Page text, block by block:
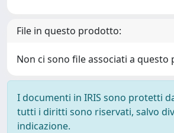
File in questo prodotto:
Non ci sono file associati a questo
I documenti in IRIS sono protetti
tutti i diritti sono riservati, salvo
indicazione.